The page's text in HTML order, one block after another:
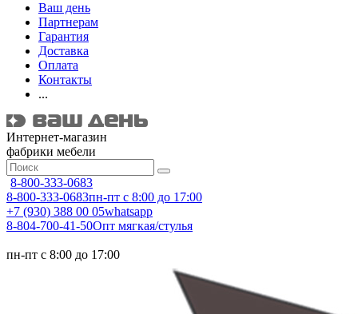
Ваш день
Партнерам
Гарантия
Доставка
Оплата
Контакты
...
Интернет-магазин
фабрики мебели
8-800-333-0683
8-800-333-0683пн-пт с 8:00 до 17:00
+7 (930) 388 00 05whatsapp
8-804-700-41-50Опт мягкая/стулья
пн-пт с 8:00 до 17:00